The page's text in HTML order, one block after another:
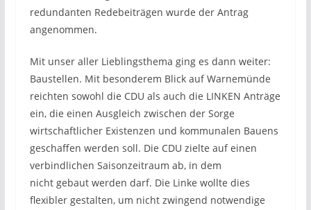
redundanten Redebeiträgen wurde der Antrag
angenommen.
Mit unser aller Lieblingsthema ging es dann weiter:
Baustellen. Mit besonderem Blick auf Warnemünde
reichten sowohl die CDU als auch die LINKEN Anträge
ein, die einen Ausgleich zwischen der Sorge
wirtschaftlicher Existenzen und kommunalen Bauens
geschaffen werden soll. Die CDU zielte auf einen
verbindlichen Saisonzeitraum ab, in dem
nicht gebaut werden darf. Die Linke wollte dies
flexibler gestalten, um nicht zwingend notwendige